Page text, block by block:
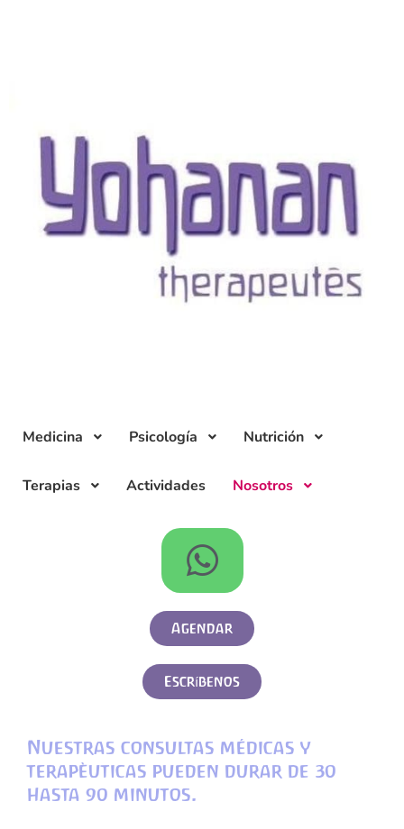
Medicina Psicología Nutrición
Terapias Actividades Nosotros
Agendar
Escríbenos
Nuestras consultas médicas y
terapèuticas pueden durar de 30
hasta 90 minutos.